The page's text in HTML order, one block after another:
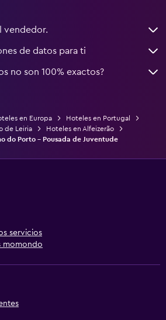
vendedor.
de datos para ti
no son 100% exactos?
en Europa
Hoteles en Portugal
de Leiria
Hoteles en Alfeizerão
do Porto - Pousada de Juventude
servicios
momondo